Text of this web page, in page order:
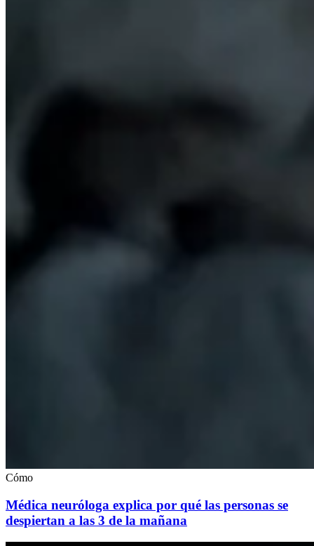
Cómo
Médica neuróloga explica por qué las personas se
despiertan a las 3 de la mañana